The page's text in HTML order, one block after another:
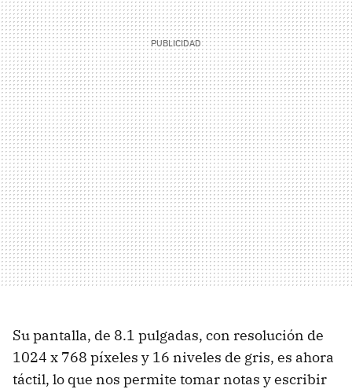
Su pantalla, de 8.1 pulgadas, con resolución de
1024 x 768 píxeles y 16 niveles de gris, es ahora
táctil, lo que nos permite tomar notas y escribir